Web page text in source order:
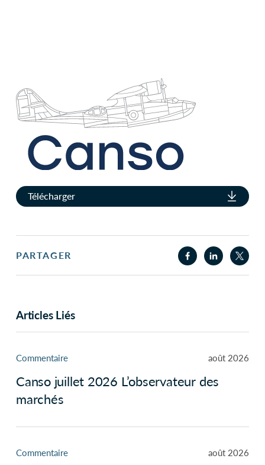
Télécharger
PARTAGER
Articles Liés
Commentaire août 2026
Canso juillet 2026 L’observateur des
marchés
Commentaire août 2026